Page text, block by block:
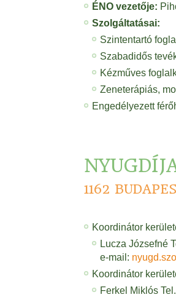
ÉNO vezetője:
Szolgáltatásai:
Szintentartó
Szabadidős
Kézműves
Zeneterápiás,
Engedélyezett
1162
Koordinátor
Lucza Józsefné
e-mail:
Koordinátor
Ferkel Miklós